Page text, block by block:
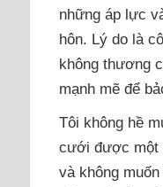
những áp lực
hôn. Lý do là
không thương
mạnh mẽ để
Tôi không hề
cưới được một
và không